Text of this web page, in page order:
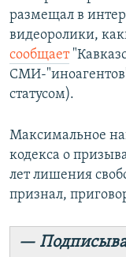
размещал в
видеоролики,
сообщает
СМИ-
статусом).
Максимальное
кодекса о
лет лишения
признал,
—